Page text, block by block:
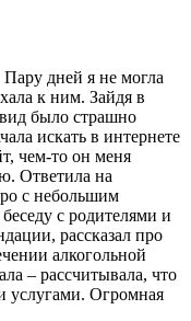
дней я не могла
к ним. Зайдя в
было страшно
искать в интернете
чем-то он меня
Ответила на
с небольшим
с родителями и
рассказал про
алкогольной
– рассчитывала, что
услугами. Огромная